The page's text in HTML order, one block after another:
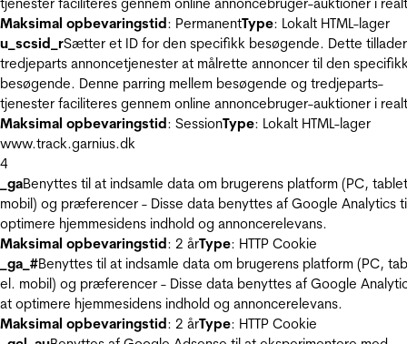
Maksimal opbevaringstid: PermanentType: Lokalt HTML-lager
u_scsid_rSætter et ID for den specifikk besøgende. Dette tillader
tredjeparts annoncetjenester at målrette annoncer til den
besøgende. Denne parring mellem besøgende og tredjeparts-
tjenester faciliteres gennem online annoncebruger-auktioner i
Maksimal opbevaringstid: SessionType: Lokalt HTML-lager
www.track.garnius.dk
4
_gaBenyttes til at indsamle data om brugerens platform (PC,
mobil) og præferencer - Disse data benyttes af Google Analytics
optimere hjemmesidens indhold og annoncerelevans.
Maksimal opbevaringstid: 2 årType: HTTP Cookie
_ga_#Benyttes til at indsamle data om brugerens platform (PC,
el. mobil) og præferencer - Disse data benyttes af Google
at optimere hjemmesidens indhold og annoncerelevans.
Maksimal opbevaringstid: 2 årType: HTTP Cookie